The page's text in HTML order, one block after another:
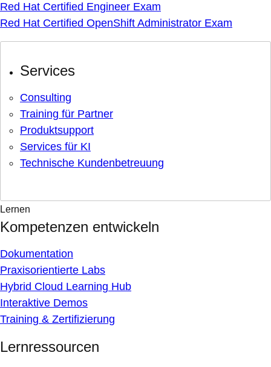
Red Hat Certified Engineer Exam
Red Hat Certified OpenShift Administrator Exam
Services
Consulting
Training für Partner
Produktsupport
Services für KI
Technische Kundenbetreuung
Lernen
Kompetenzen entwickeln
Dokumentation
Praxisorientierte Labs
Hybrid Cloud Learning Hub
Interaktive Demos
Training & Zertifizierung
Lernressourcen